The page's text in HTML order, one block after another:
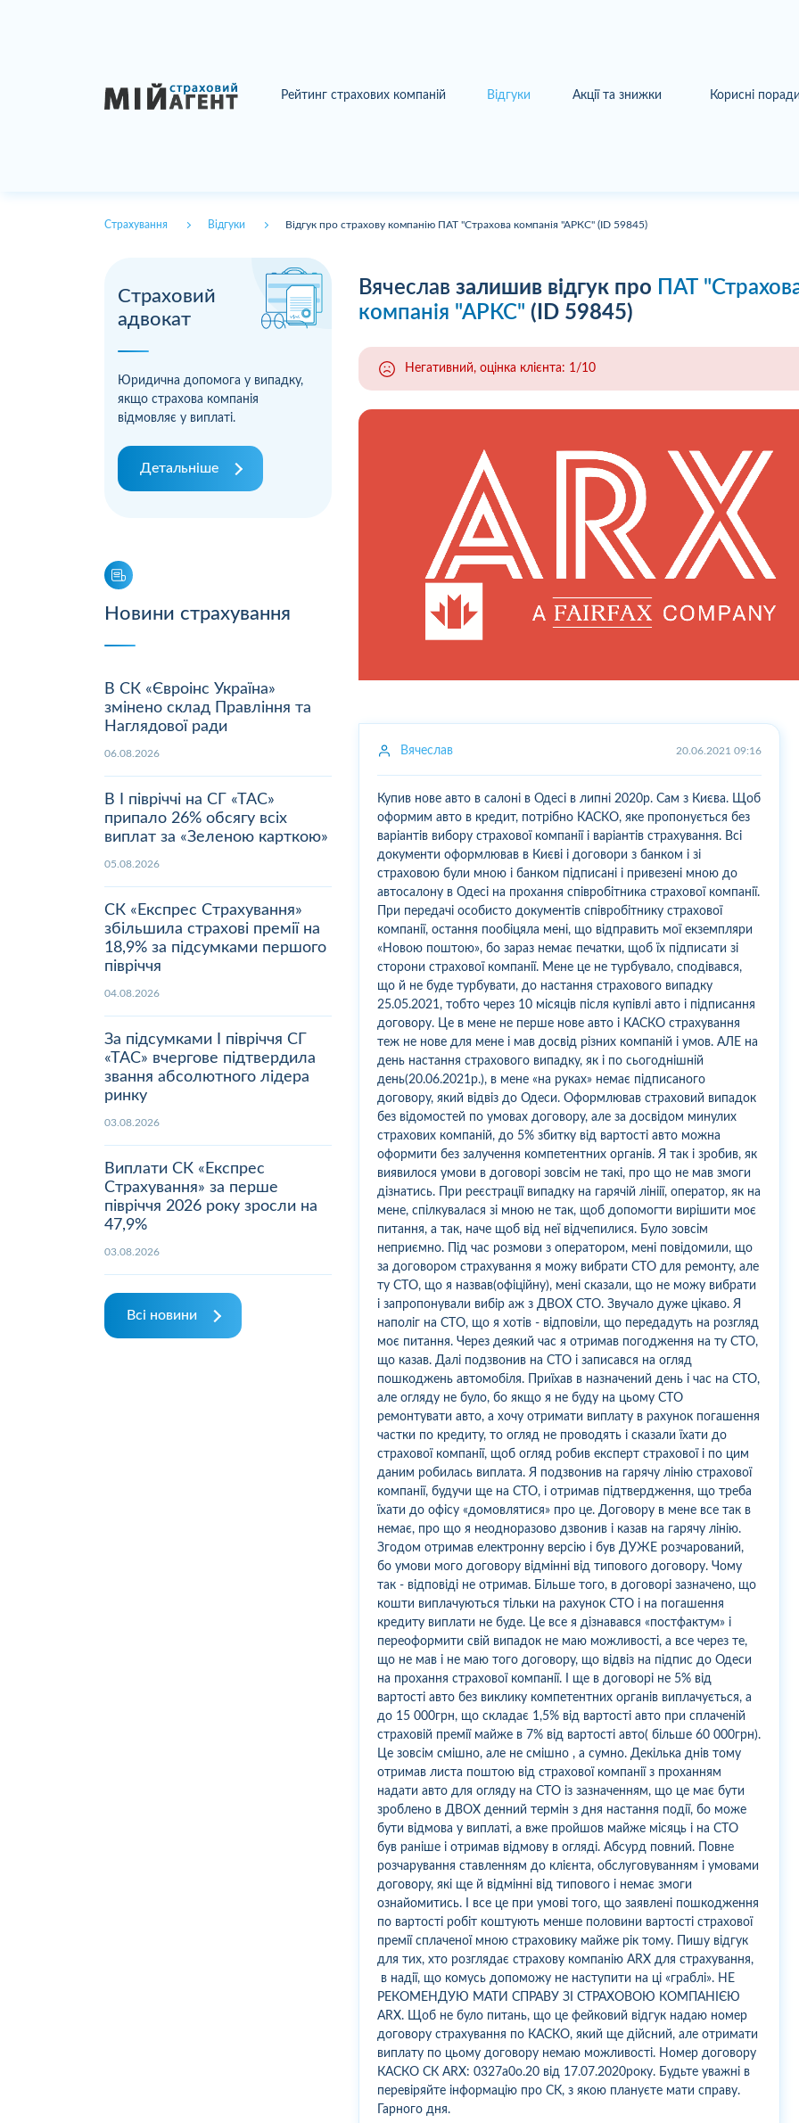
Рейтинг страхових компаній Відгуки Акції та знижки Корисні поради
Страхування Відгуки Відгук про страхову компанію ПАТ "Страхова компанія "АРКС" (ID 59845)
Страховий
адвокат
Юридична допомога у випадку,
якщо страхова компанія
відмовляє у виплаті.
Детальніше
Новини страхування
В СК «Євроінс Україна»
змінено склад Правління та
Наглядової ради
06.08.2026
В І півріччі на СГ «ТАС»
припало 26% обсягу всіх
виплат за «Зеленою карткою»
05.08.2026
СК «Експрес Страхування»
збільшила страхові премії на
18,9% за підсумками першого
півріччя
04.08.2026
За підсумками І півріччя СГ
«ТАС» вчергове підтвердила
звання абсолютного лідера
ринку
03.08.2026
Виплати СК «Експрес
Страхування» за перше
півріччя 2026 року зросли на
47,9%
03.08.2026
Всі новини
Вячеслав залишив відгук про
ПАТ
компанія "АРКС" (ID 59845)
Негативний, оцінка клієнта: 1/10
Вячеслав 20.06.2021 09:16
Купив нове авто в салоні в Одесі в липні 2020р. Сам з Києва. Щоб
оформим авто в кредит, потрібно КАСКО, яке пропонується без
варіантів вибору страхової компанії і варіантів страхування. Всі
документи оформлював в Києві і договори з банком і зі
страховою були мною і банком підписані і привезені мною до
автосалону в Одесі на прохання співробітника страхової компанії.
При передачі особисто документів співробітнику страхової
компанії, остання пообіцяла мені, що відправить мої екземпляри
«Новою поштою», бо зараз немає печатки, щоб їх підписати зі
сторони страхової компанії. Мене це не турбувало, сподівався,
що й не буде турбувати, до настання страхового випадку
25.05.2021, тобто через 10 місяців після купівлі авто і підписання
договору. Це в мене не перше нове авто і КАСКО страхування
теж не нове для мене і мав досвід різних компаній і умов. АЛЕ на
день настання страхового випадку, як і по сьогоднішній
день(20.06.2021р.), в мене «на руках» немає підписаного
договору, який відвіз до Одеси. Оформлював страховий випадок
без відомостей по умовах договору, але за досвідом минулих
страхових компаній, до 5% збитку від вартості авто можна
оформити без залучення компетентних органів. Я так і зробив, як
виявилося умови в договорі зовсім не такі, про що не мав змоги
дізнатись. При реєстрації випадку на гарячій лініії, оператор, як на
мене, спілкувалася зі мною не так, щоб допомогти вирішити моє
питання, а так, наче щоб від неї відчепилися. Було зовсім
неприємно. Під час розмови з оператором, мені повідомили, що
за договором страхування я можу вибрати СТО для ремонту, але
ту СТО, що я назвав(офіційну), мені сказали, що не можу вибрати
і запропонували вибір аж з ДВОХ СТО. Звучало дуже цікаво. Я
наполіг на СТО, що я хотів - відповіли, що передадуть на розгляд
моє питання. Через деякий час я отримав погодження на ту СТО,
що казав. Далі подзвонив на СТО і записався на огляд
пошкоджень автомобіля. Приїхав в назначений день і час на СТО,
але огляду не було, бо якщо я не буду на цьому СТО
ремонтувати авто, а хочу отримати виплату в рахунок погашення
частки по кредиту, то огляд не проводять і сказали їхати до
страхової компанії, щоб огляд робив експерт страхової і по цим
даним робилась виплата. Я подзвонив на гарячу лінію страхової
компанії, будучи ще на СТО, і отримав підтвердження, що треба
їхати до офісу «домовлятися» про це. Договору в мене все так в
немає, про що я неодноразово дзвонив і казав на гарячу лінію.
Згодом отримав електронну версію і був ДУЖЕ розчарований,
бо умови мого договору відмінні від типового договору. Чому
так - відповіді не отримав. Більше того, в договорі зазначено, що
кошти виплачуються тільки на рахунок СТО і на погашення
кредиту виплати не буде. Це все я дізнавався «постфактум» і
переоформити свій випадок не маю можливості, а все через те,
що не мав і не маю того договору, що відвіз на підпис до Одеси
на прохання страхової компанії. І ще в договорі не 5% від
вартості авто без виклику компетентних органів виплачується, а
до 15 000грн, що складає 1,5% від вартості авто при сплаченій
страховій премії майже в 7% від вартості авто( більше 60 000грн).
Це зовсім смішно, але не смішно , а сумно. Декілька днів тому
отримав листа поштою від страхової компанії з проханням
надати авто для огляду на СТО із зазначенням, що це має бути
зроблено в ДВОХ денний термін з дня настання події, бо може
бути відмова у виплаті, а вже пройшов майже місяць і на СТО
був раніше і отримав відмову в огляді. Абсурд повний. Повне
розчарування ставленням до клієнта, обслуговуванням і умовами
договору, які ще й відмінні від типового і немає змоги
ознайомитись. І все це при умові того, що заявлені пошкодження
по вартості робіт коштують менше половини вартості страхової
премії сплаченої мною страховику майже рік тому. Пишу відгук
для тих, хто розглядає страхову компанію ARX для страхування,
в надії, що комусь допоможу не наступити на ці «граблі». НЕ
РЕКОМЕНДУЮ МАТИ СПРАВУ ЗІ СТРАХОВОЮ КОМПАНІЄЮ
ARX. Щоб не було питань, що це фейковий відгук надаю номер
договору страхування по КАСКО, який ще дійсний, але отримати
виплату по цьому договору немаю можливості. Номер договору
КАСКО СК ARX: 0327а0о.20 від 17.07.2020року. Будьте уважні в
перевіряйте інформацію про СК, з якою плануєте мати справу.
Гарного дня.